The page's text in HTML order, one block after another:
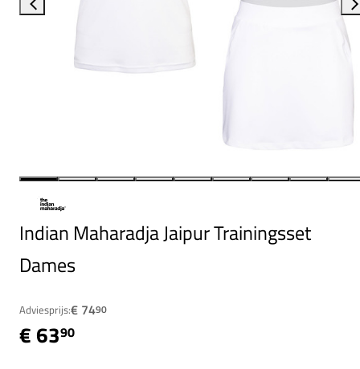
Indian Maharadja Jaipur Trainingsset
Dames
Adviesprijs:€ 7490
€ 6390